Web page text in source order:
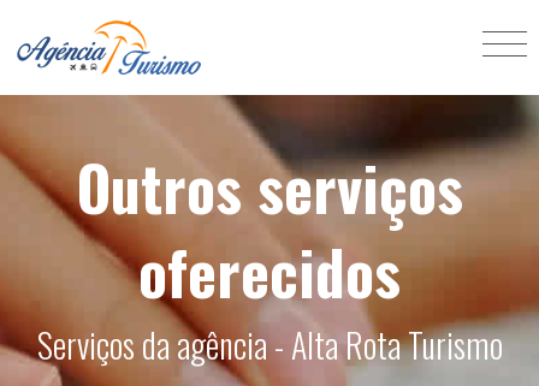
Outros serviços
oferecidos
Serviços da agência - Alta Rota Turismo